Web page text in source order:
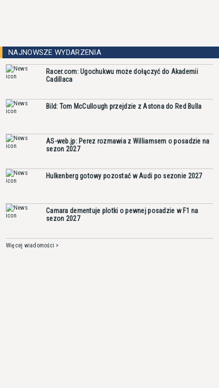
NAJNOWSZE WYDARZENIA
Racer.com: Ugochukwu może dołączyć do Akademii
Cadillaca
Bild: Tom McCullough przejdzie z Astona do Red Bulla
AS-web.jp: Perez rozmawia z Williamsem o posadzie na
sezon 2027
Hulkenberg gotowy pozostać w Audi po sezonie 2027
Camara dementuje plotki o pewnej posadzie w F1 na
sezon 2027
Więcej wiadomości >